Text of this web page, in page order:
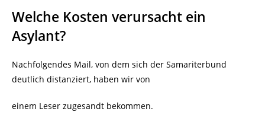
Welche Kosten verursacht ein
Asylant?
Nachfolgendes Mail, von dem sich der Samariterbund
deutlich distanziert, haben wir von
einem Leser zugesandt bekommen.